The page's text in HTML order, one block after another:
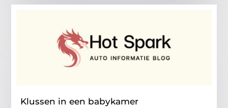
Klussen in een babykamer